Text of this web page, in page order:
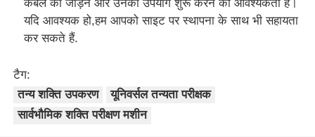
केबल को जोड़ने और उनका उपयोग शुरू करने की आवश्यकता है।
यदि आवश्यक हो,हम आपको साइट पर स्थापना के साथ भी सहायता
कर सकते हैं.
टैग:
तन्य शक्ति उपकरण
यूनिवर्सल तन्यता परीक्षक
सार्वभौमिक शक्ति परीक्षण मशीन